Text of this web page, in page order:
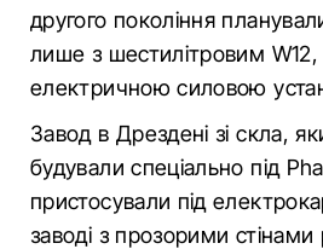
другого покоління
лише з шестилітровим W12,
електричною силовою
Завод в Дрездені зі скла,
будували спеціально під
пристосували під
заводі з прозорими